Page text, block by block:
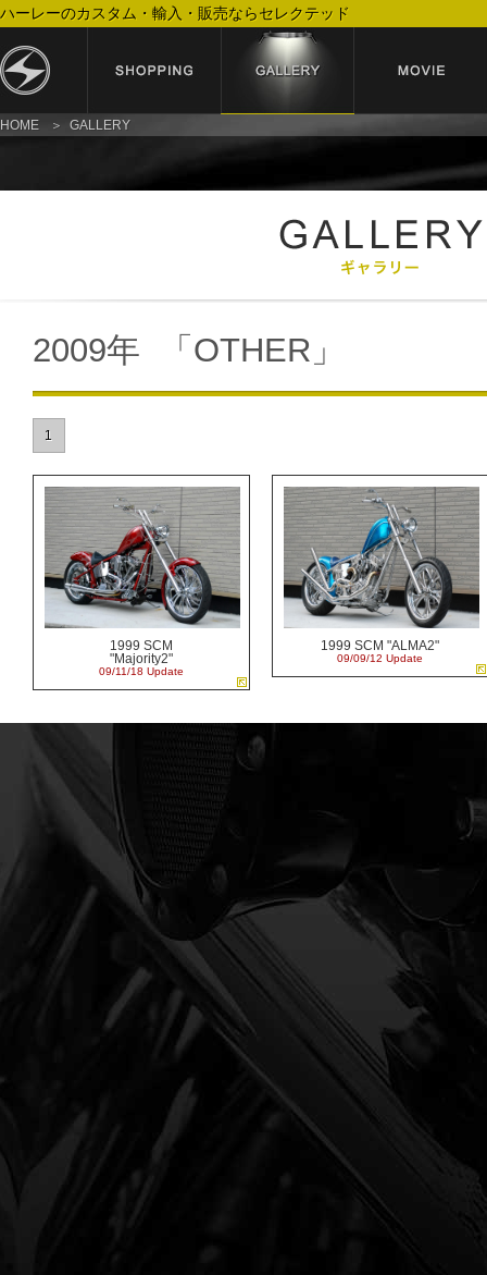
ハーレーのカスタム・輸入・販売ならセレクテッド
HOME GALLERY
2009年 「OTHER」
1
1999 SCM
"Majority2"
09/11/18 Update
1999 SCM "ALMA2"
09/09/12 Update